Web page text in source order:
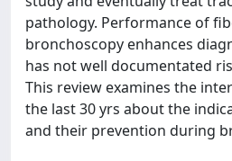
pathology. Performance of
bronchoscopy enhances
has not well documentated
This review examines the
the last 30 yrs about the
and their prevention during